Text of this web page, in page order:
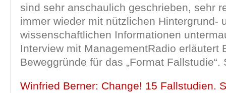
sind sehr anschaulich geschrieben, sehr
immer wieder mit nützlichen Hintergrund-
wissenschaftlichen Informationen
Interview mit ManagementRadio erläutert
Beweggründe für das „Format Fallstudie“.
Winfried Berner: Change! 15 Fallstudien.